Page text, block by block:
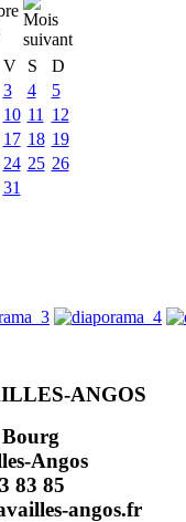
V S
D
3 4
5
10 11
12
17 18 19
24 25 26
31
ANGOS
Angos
83 85
angos.fr